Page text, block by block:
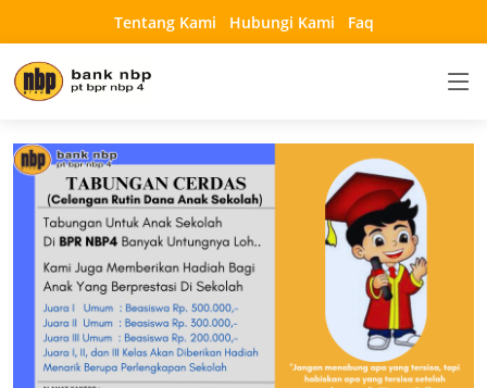
Tentang Kami Hubungi Kami Faq